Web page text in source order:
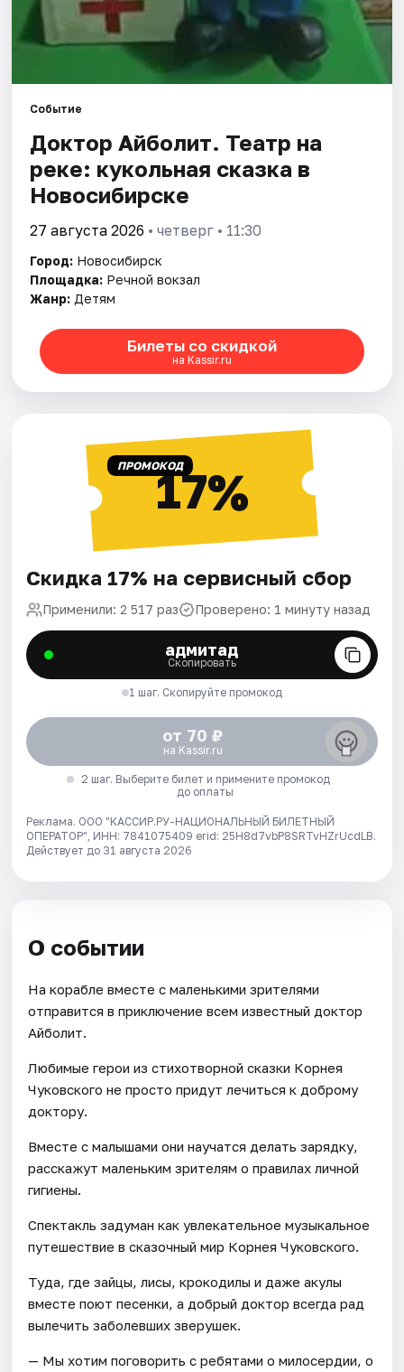
Событие
Доктор Айболит. Театр на
реке: кукольная сказка в
Новосибирске
27 августа 2026 • четверг • 11:30
Город: Новосибирск
Площадка: Речной вокзал
Жанр: Детям
Билеты со скидкой
на Kassir.ru
ПРОМОКОД17%
Скидка 17% на сервисный сбор
Применили: 2 517 раз Проверено: 1 минуту назад
адмитад
Скопировать
1 шаг. Скопируйте промокод
от 70 ₽
на Kassir.ru
2 шаг. Выберите билет и примените промокод
до оплаты
Реклама. ООО "КАССИР.РУ-НАЦИОНАЛЬНЫЙ БИЛЕТНЫЙ
ОПЕРАТОР", ИНН: 7841075409 erid: 25H8d7vbP8SRTvHZrUcdLB.
Действует до 31 августа 2026
О событии
На корабле вместе с маленькими зрителями
отправится в приключение всем известный доктор
Айболит.
Любимые герои из стихотворной сказки Корнея
Чуковского не просто придут лечиться к доброму
доктору.
Вместе с малышами они научатся делать зарядку,
расскажут маленьким зрителям о правилах личной
гигиены.
Спектакль задуман как увлекательное музыкальное
путешествие в сказочный мир Корнея Чуковского.
Туда, где зайцы, лисы, крокодилы и даже акулы
вместе поют песенки, а добрый доктор всегда рад
вылечить заболевших зверушек.
— Мы хотим поговорить с ребятами о милосердии, о